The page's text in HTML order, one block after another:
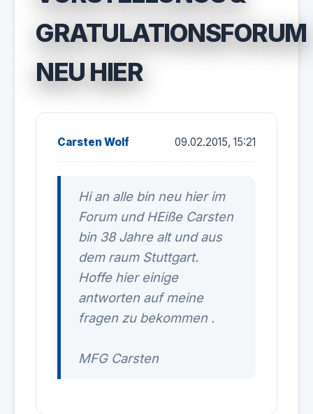
GRATULATIONSFORUM
NEU HIER
Carsten Wolf 09.02.2015, 15:21
Hi an alle bin neu hier im
Forum und HEiße Carsten
bin 38 Jahre alt und aus
dem raum Stuttgart.
Hoffe hier einige
antworten auf meine
fragen zu bekommen .
MFG Carsten